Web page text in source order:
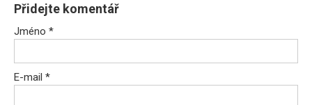
Přidejte komentář
Jméno *
E-mail *